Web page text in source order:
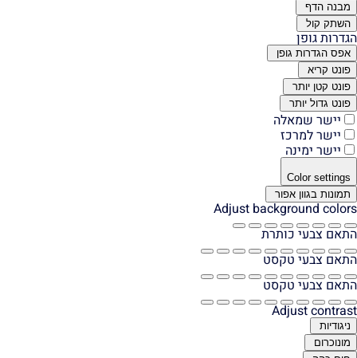
מבנה הדף
השתק קול
הגדרות גופן
אפס הגדרות גופן
פונט קריא
פונט קטן יותר
פונט גדול יותר
יישר שמאלה
יישר למרכז
יישר ימינה
Color settings
תמונות בגוון אפור
Adjust background colors
התאם צבעי כותרת
התאם צבעי טקסט
התאם צבעי טקסט
Adjust contrast
ניגודיות
מונוכרום